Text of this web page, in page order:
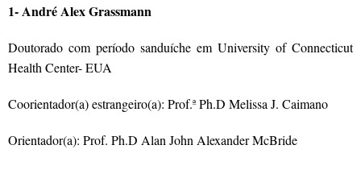
1- André Alex Grassmann
Doutorado com período sanduíche em University of Connecticut
Health Center- EUA
Coorientador(a) estrangeiro(a): Prof.ª Ph.D Melissa J. Caimano
Orientador(a): Prof. Ph.D Alan John Alexander McBride